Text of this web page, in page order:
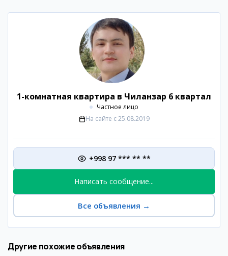
1-комнатная квартира в Чиланзар 6 квартал
Частное лицо
На сайте с 25.08.2019
+998 97 *** ** **
Написать сообщение...
Все объявления →
Другие похожие объявления